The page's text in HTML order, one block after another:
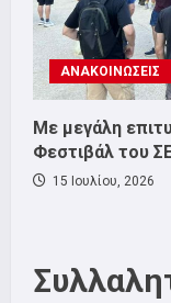
ΑΝΑΚΟΙΝΩΣΕΙΣ
Με μεγάλη
Φεστιβάλ του
15 Ιουλίου, 2026